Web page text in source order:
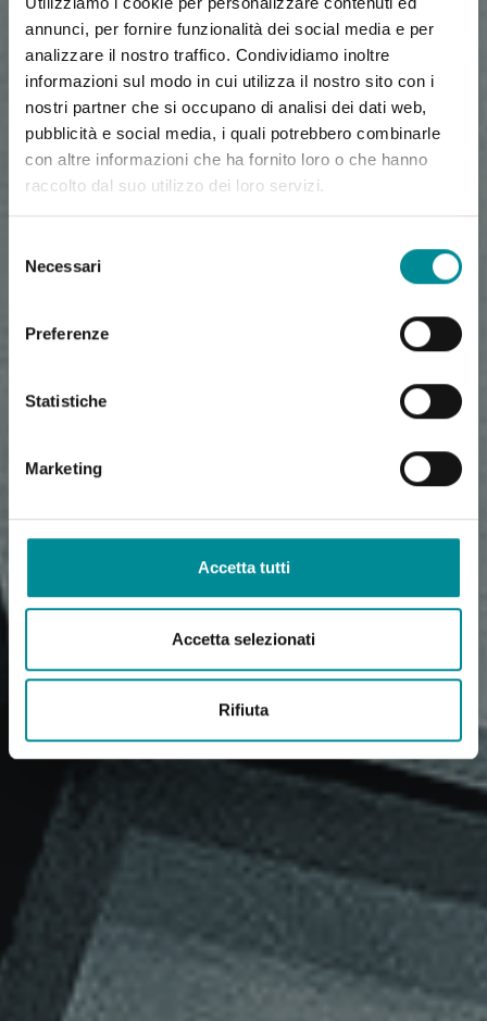
annunci, per fornire funzionalità dei social media e per
analizzare il nostro traffico. Condividiamo inoltre
informazioni sul modo in cui utilizza il nostro sito con i
nostri partner che si occupano di analisi dei dati web,
pubblicità e social media, i quali potrebbero combinarle
con altre informazioni che ha fornito loro o che hanno
raccolto dal suo utilizzo dei loro servizi.
delNecessari
Preferenze
Statistiche
Marketing
Accetta tutti
Accetta selezionati
Rifiuta